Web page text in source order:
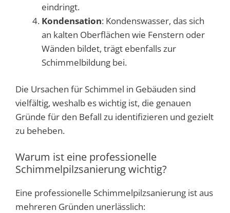
eindringt.
Kondensation: Kondenswasser, das sich
an kalten Oberflächen wie Fenstern oder
Wänden bildet, trägt ebenfalls zur
Schimmelbildung bei.
Die Ursachen für Schimmel in Gebäuden sind
vielfältig, weshalb es wichtig ist, die genauen
Gründe für den Befall zu identifizieren und gezielt
zu beheben.
Warum ist eine professionelle
Schimmelpilzsanierung wichtig?
Eine professionelle Schimmelpilzsanierung ist aus
mehreren Gründen unerlässlich: